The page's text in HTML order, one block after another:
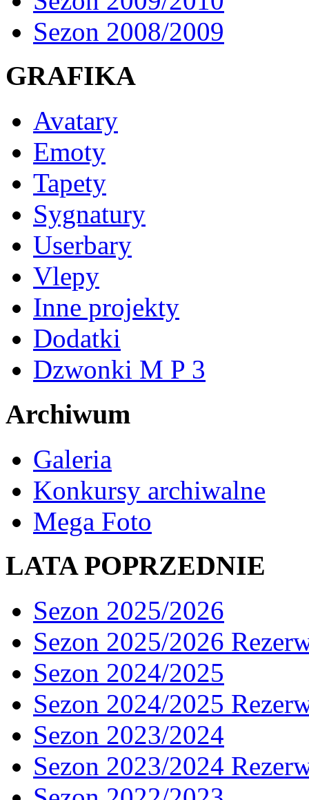
Sezon 2008/2009
GRAFIKA
Avatary
Emoty
Tapety
Sygnatury
Userbary
Vlepy
Inne projekty
Dodatki
Dzwonki M P 3
Archiwum
Galeria
Konkursy archiwalne
Mega Foto
LATA POPRZEDNIE
Sezon 2025/2026
Sezon 2025/2026
Sezon 2024/2025
Sezon 2024/2025
Sezon 2023/2024
Sezon 2023/2024